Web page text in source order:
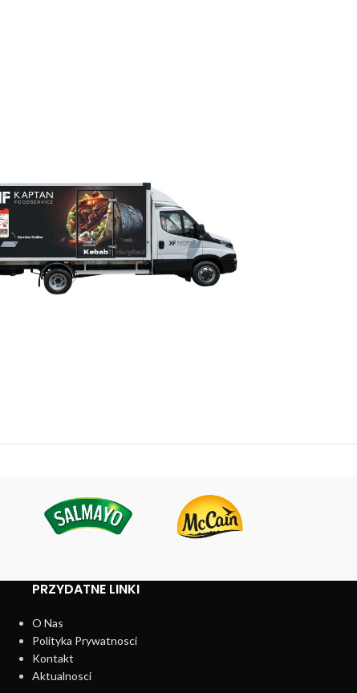
PRZYDATNE LINKI
O Nas
Polityka Prywatnosci
Kontakt
Aktualnosci